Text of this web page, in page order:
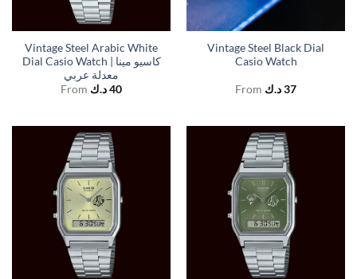
Vintage Steel Arabic White
Dial Casio Watch | كاسيو مينا
معدلة عربي
From
40د.ك
Vintage Steel Black Dial
Casio Watch
From 37د.ك